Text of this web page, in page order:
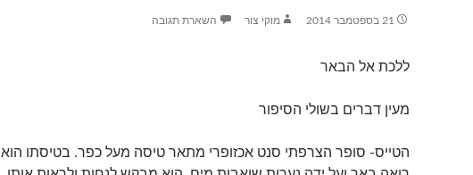
21 בספטמבר 2014 מוקי צור השארת תגובה
ללכת אל הבאר
מעין דברים בשולי הסיפור
הטייס- סופר הצרפתי סנט אכזופרי מתאר טיסה מעל כפר. בטיסתו הוא